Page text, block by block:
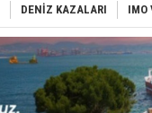
TÜRKLİM
SOCAR da
DENİZ KAZALARI IMO